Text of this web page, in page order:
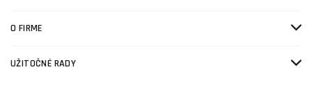
O FIRME
UŽITOČNÉ RADY